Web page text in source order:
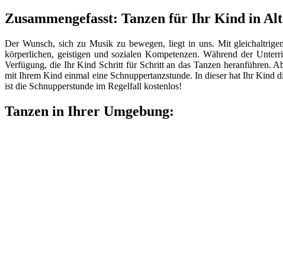
Zusammengefasst: Tanzen für Ihr Kind in
Der Wunsch, sich zu Musik zu bewegen, liegt in uns. Mit
körperlichen, geistigen und sozialen Kompetenzen. Während der
Verfügung, die Ihr Kind Schritt für Schritt an das Tanzen heranführen.
mit Ihrem Kind einmal eine Schnuppertanzstunde. In dieser hat Ihr
ist die Schnupperstunde im Regelfall kostenlos!
Tanzen in Ihrer Umgebung: